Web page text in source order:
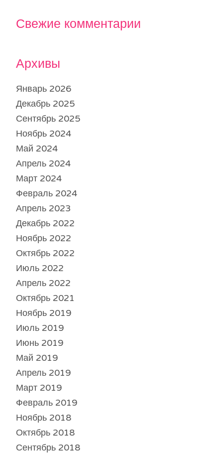
Свежие комментарии
Архивы
Январь 2026
Декабрь 2025
Сентябрь 2025
Ноябрь 2024
Май 2024
Апрель 2024
Март 2024
Февраль 2024
Апрель 2023
Декабрь 2022
Ноябрь 2022
Октябрь 2022
Июль 2022
Апрель 2022
Октябрь 2021
Ноябрь 2019
Июль 2019
Июнь 2019
Май 2019
Апрель 2019
Март 2019
Февраль 2019
Ноябрь 2018
Октябрь 2018
Сентябрь 2018